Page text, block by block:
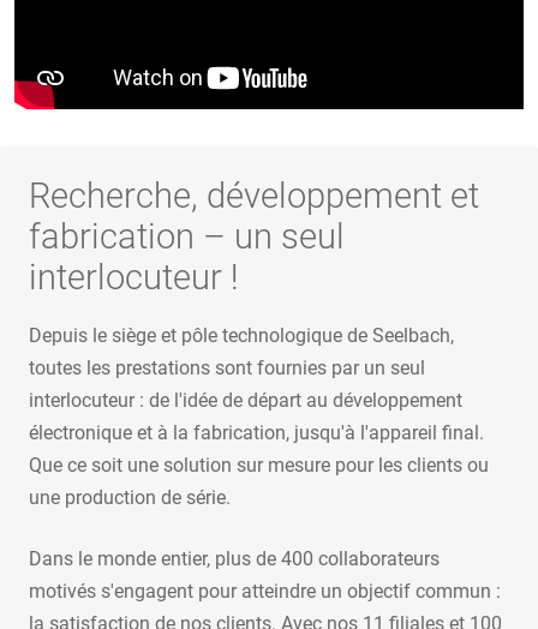
Recherche, développement et
fabrication – un seul
interlocuteur !
Depuis le siège et pôle technologique de Seelbach,
toutes les prestations sont fournies par un seul
interlocuteur : de l'idée de départ au développement
électronique et à la fabrication, jusqu'à l'appareil final.
Que ce soit une solution sur mesure pour les clients ou
une production de série.
Dans le monde entier, plus de 400 collaborateurs
motivés s'engagent pour atteindre un objectif commun :
la satisfaction de nos clients. Avec nos 11 filiales et 100